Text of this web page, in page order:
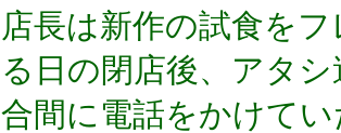
店長は新作の試食を
る日の閉店後、アタ
合間に電話をかけて